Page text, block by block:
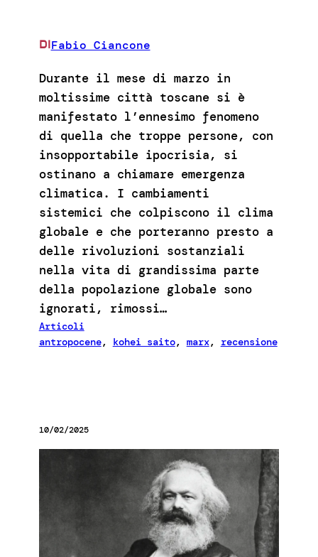
DIFabio Ciancone
Durante il mese di marzo in
moltissime città toscane si è
manifestato l’ennesimo fenomeno
di quella che troppe persone, con
insopportabile ipocrisia, si
ostinano a chiamare emergenza
climatica. I cambiamenti
sistemici che colpiscono il clima
globale e che porteranno presto a
delle rivoluzioni sostanziali
nella vita di grandissima parte
della popolazione globale sono
ignorati, rimossi…
Articoli
antropocene, kohei saito, marx, recensione
10/02/2025